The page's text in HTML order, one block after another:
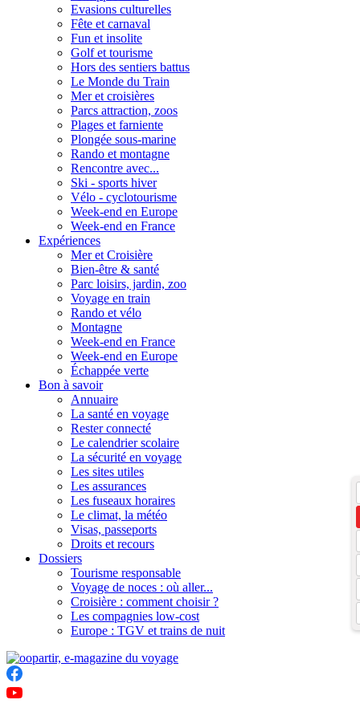
Evasions culturelles
Fête et carnaval
Fun et insolite
Golf et tourisme
Hors des sentiers battus
Le Monde du Train
Mer et croisières
Parcs attraction, zoos
Plages et farniente
Plongée sous-marine
Rando et montagne
Rencontre avec...
Ski - sports hiver
Vélo - cyclotourisme
Week-end en Europe
Week-end en France
Expériences
Mer et Croisière
Bien-être & santé
Parc loisirs, jardin, zoo
Voyage en train
Rando et vélo
Montagne
Week-end en France
Week-end en Europe
Échappée verte
Bon à savoir
Annuaire
La santé en voyage
Rester connecté
Le calendrier scolaire
La sécurité en voyage
Les sites utiles
Les assurances
Les fuseaux horaires
Le climat, la météo
Visas, passeports
Droits et recours
Dossiers
Tourisme responsable
Voyage de noces : où aller...
Croisière : comment choisir ?
Les compagnies low-cost
Europe : TGV et trains de nuit